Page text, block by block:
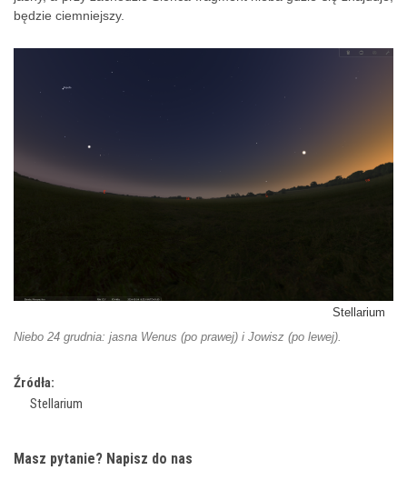
będzie ciemniejszy.
Stellarium
Niebo 24 grudnia: jasna Wenus (po prawej) i Jowisz (po lewej).
Źródła:
Stellarium
Masz pytanie? Napisz do nas